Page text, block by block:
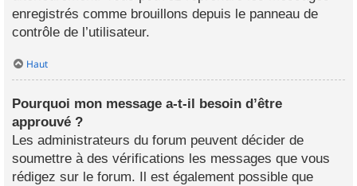
enregistrés comme brouillons depuis le panneau de
contrôle de l’utilisateur.
Haut
Pourquoi mon message a-t-il besoin d’être
approuvé ?
Les administrateurs du forum peuvent décider de
soumettre à des vérifications les messages que vous
rédigez sur le forum. Il est également possible que